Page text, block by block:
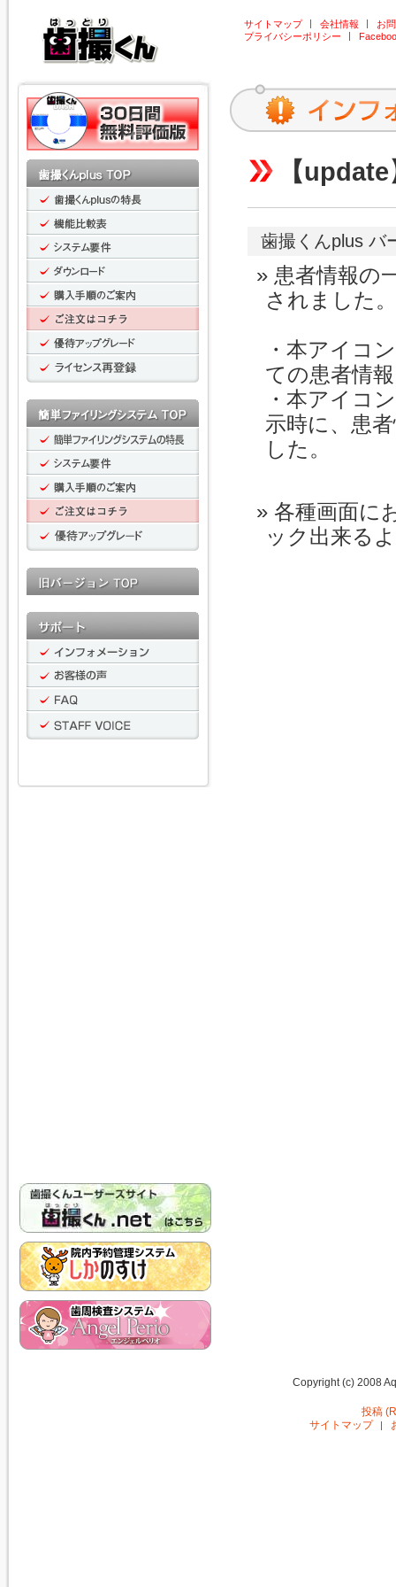
サイトマップ 会社情報
お
プライバシーポリシー
【
歯撮くんplus バ
患者情報の
されました。
・本アイコ
ての患者情
・本アイコ
示時に、患
した。
各種画面に
ック出来る
Copyright (c) 2008
投稿
サイトマップ